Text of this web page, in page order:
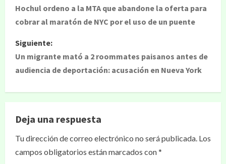
Hochul ordeno a la MTA que abandone la oferta para
cobrar al maratón de NYC por el uso de un puente
Siguiente:
Un migrante mató a 2 roommates paisanos antes de
audiencia de deportación: acusación en Nueva York
Deja una respuesta
Tu dirección de correo electrónico no será publicada. Los
campos obligatorios están marcados con*